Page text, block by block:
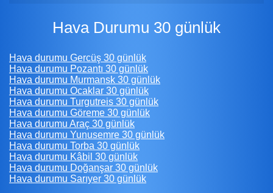
Hava Durumu 30 günlük
Hava durumu Gercüş 30 günlük
Hava durumu Pozantı 30 günlük
Hava durumu Murmansk 30 günlük
Hava durumu Ocaklar 30 günlük
Hava durumu Turgutreis 30 günlük
Hava durumu Göreme 30 günlük
Hava durumu Araç 30 günlük
Hava durumu Yunusemre 30 günlük
Hava durumu Torba 30 günlük
Hava durumu Kâbil 30 günlük
Hava durumu Doğanşar 30 günlük
Hava durumu Sarıyer 30 günlük